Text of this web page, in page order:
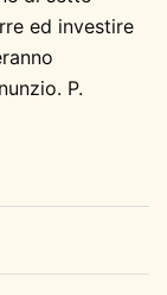
ed investire
P.